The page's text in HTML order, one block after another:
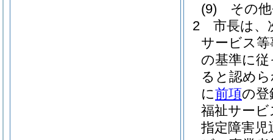
(9)
その
2
市長は、
サービス
の基準に
ると認め
に前項の登
福祉サー
指定障害児